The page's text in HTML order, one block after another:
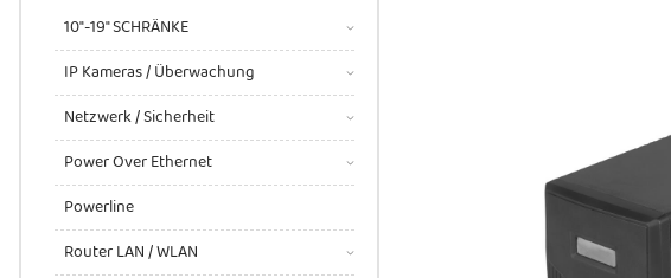
10"-19" SCHRÄNKE
IP Kameras / Überwachung
Netzwerk / Sicherheit
Power Over Ethernet
Powerline
Router LAN / WLAN